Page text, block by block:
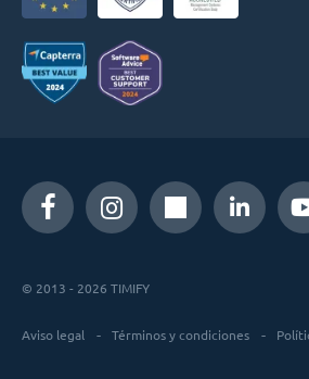
© 2013 - 2026 TIMIFY
Aviso legal Términos y condiciones